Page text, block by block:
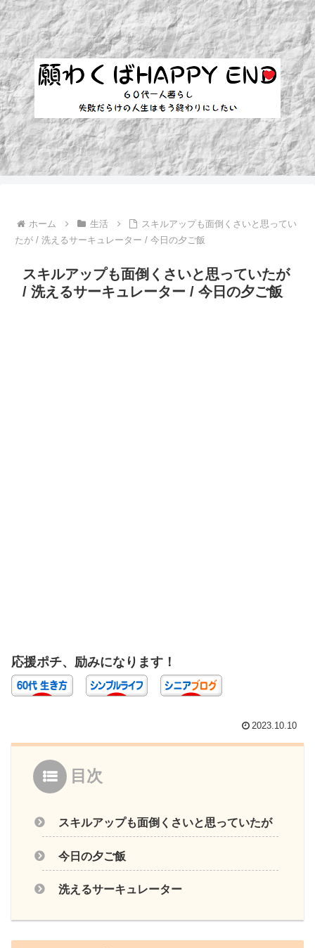
ホーム 生活
スキルアップも面倒くさいと思ってい
たが / 洗えるサーキュレーター / 今日の夕ご飯
スキルアップも面倒くさいと思っていたが
/ 洗えるサーキュレーター / 今日の夕ご飯
応援ポチ、励みになります！
2023.10.10
目次
スキルアップも面倒くさいと思っていたが
今日の夕ご飯
洗えるサーキュレーター